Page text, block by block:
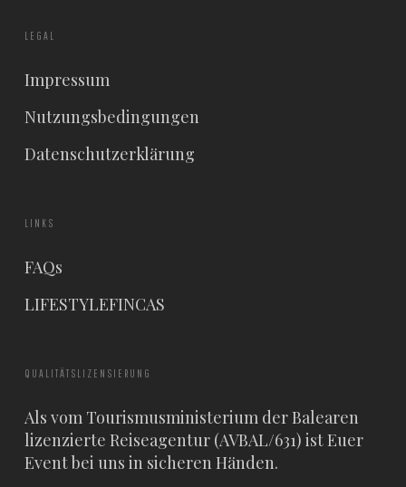
LEGAL
Impressum
Nutzungsbedingungen
Datenschutzerklärung
LINKS
FAQs
LIFESTYLEFINCAS
QUALITÄTSLIZENSIERUNG
Als vom Tourismusministerium der Balearen
lizenzierte Reiseagentur (AVBAL/631) ist Euer
Event bei uns in sicheren Händen.